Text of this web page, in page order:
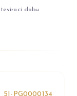
dobu
5I-PG0000134